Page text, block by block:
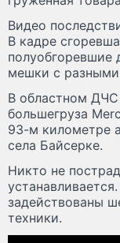
Видео
В кадре
полуобгоревшие
мешки с
В областном ДЧС
большегруза
93-м километре
села Байсерке.
Никто не
задействованы
техники.